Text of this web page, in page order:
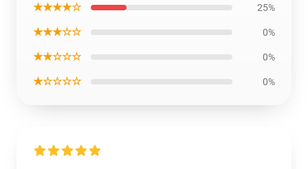
★★★★☆ 25%
★★★☆☆ 0%
★★☆☆☆ 0%
★☆☆☆☆ 0%